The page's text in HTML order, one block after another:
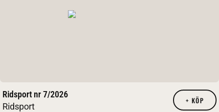
Ridsport nr 7/2026
Ridsport
+ KÖP